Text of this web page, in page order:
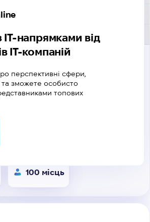
IT-напрямками від
IT-компаній
перспективні сфери,
зможете особисто
топових
100 місць